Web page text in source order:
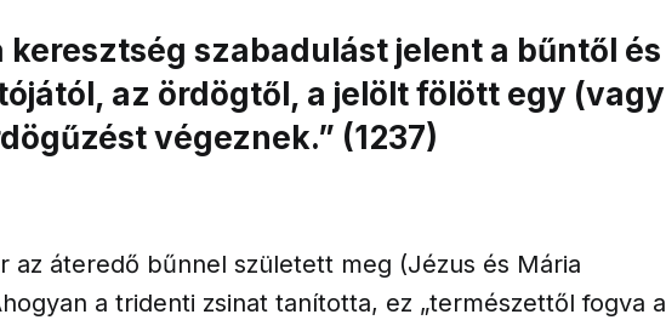
keresztség szabadulást jelent a bűntől és
az ördögtől, a jelölt fölött egy (vagy
végeznek.” (1237)
az áteredő bűnnel született meg (Jézus és Mária
a tridenti zsinat tanította, ez „természettől fogva a